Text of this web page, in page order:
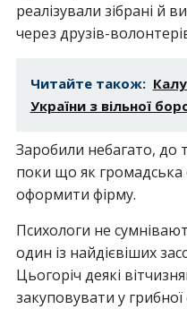
реалізували зібрані й
через друзів-
Читайте також:
України з вільної
Заробили небагато, до
поки що як громадська
оформити фірму.
Психологи не
один із найдієвіших
Цьогоріч деякі
закуповувати у грибної